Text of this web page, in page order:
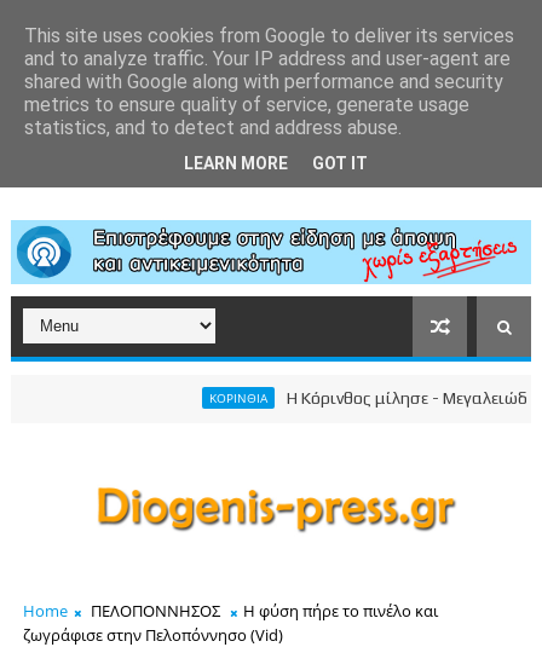
ΚΟΡΙΝΘΙΑ Η Κόρινθος μίλησε - Μεγαλειώδης
Home ΠΕΛΟΠΟΝΝΗΣΟΣ
Η φύση πήρε το πινέλο και
ζωγράφισε στην Πελοπόννησο (Vid)
This site uses cookies from Google to deliver its services
and to analyze traffic. Your IP address and user-agent are
shared with Google along with performance and security
metrics to ensure quality of service, generate usage
statistics, and to detect and address abuse.
LEARN MORE GOT IT